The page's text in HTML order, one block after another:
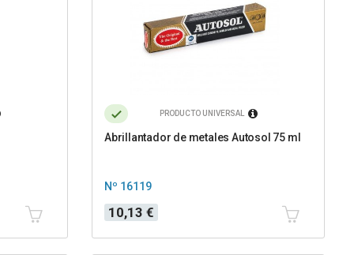
PRODUCTO UNIVERSAL
Abrillantador de metales Autosol 75 ml
Nº 16119
Precio
10,13 €